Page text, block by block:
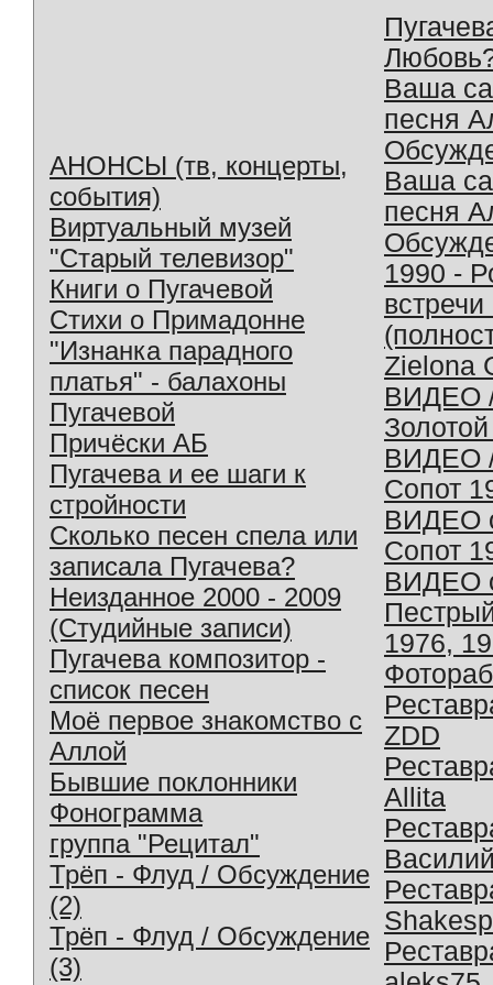
АНОНСЫ (тв, концерты,
события)
Виртуальный музей
"Старый телевизор"
Книги о Пугачевой
Стихи о Примадонне
"Изнанка парадного
платья" - балахоны
Пугачевой
Причёски АБ
Пугачева и ее шаги к
стройности
Сколько песен спела или
записала Пугачева?
Неизданное 2000 - 2009
(Студийные записи)
Пугачева композитор -
список песен
Моё первое знакомство с
Аллой
Бывшие поклонники
Фонограмма
группа "Рецитал"
Трёп - Флуд / Обсуждение
(2)
Трёп - Флуд / Обсуждение
(3)
Ваша
песня
Ваша
песня
1990 -
Zielona
ВИДЕО
ВИДЕО
Сопот
ВИДЕО
Сопот
ВИДЕО
1976,
ZDD
Allita